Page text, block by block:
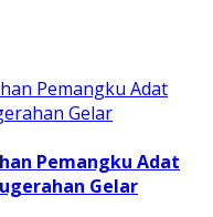
Pemangku Adat
Gelar